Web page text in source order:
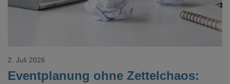
Eventplanung ohne Zettelchaos:
2. Juli 2026